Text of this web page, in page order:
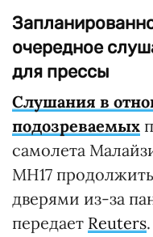
очередное
для прессы
Слушания в
подозреваемых
самолета
MH17
дверями из-за
передает Reuters.